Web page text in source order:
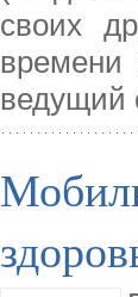
своих
времени
ведущий